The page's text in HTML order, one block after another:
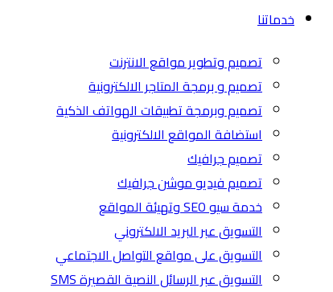
خدماتنا
تصميم وتطوير مواقع الانترنت
تصميم و برمجة المتاجر الالكترونية
تصميم وبرمجة تطبيقات الهواتف الذكية
استضافة المواقع الالكترونية
تصميم جرافيك
تصميم فيديو موشن جرافيك
خدمة سيو SEO وتهيئة المواقع
التسويق عبر البريد الالكتروني
التسويق على مواقع التواصل الاجتماعي
التسويق عبر الرسائل النصية القصيرة SMS